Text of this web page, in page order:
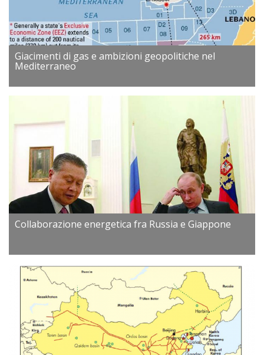
Giacimenti di gas e ambizioni geopolitiche nel
Mediterraneo
Collaborazione energetica fra Russia e Giappone